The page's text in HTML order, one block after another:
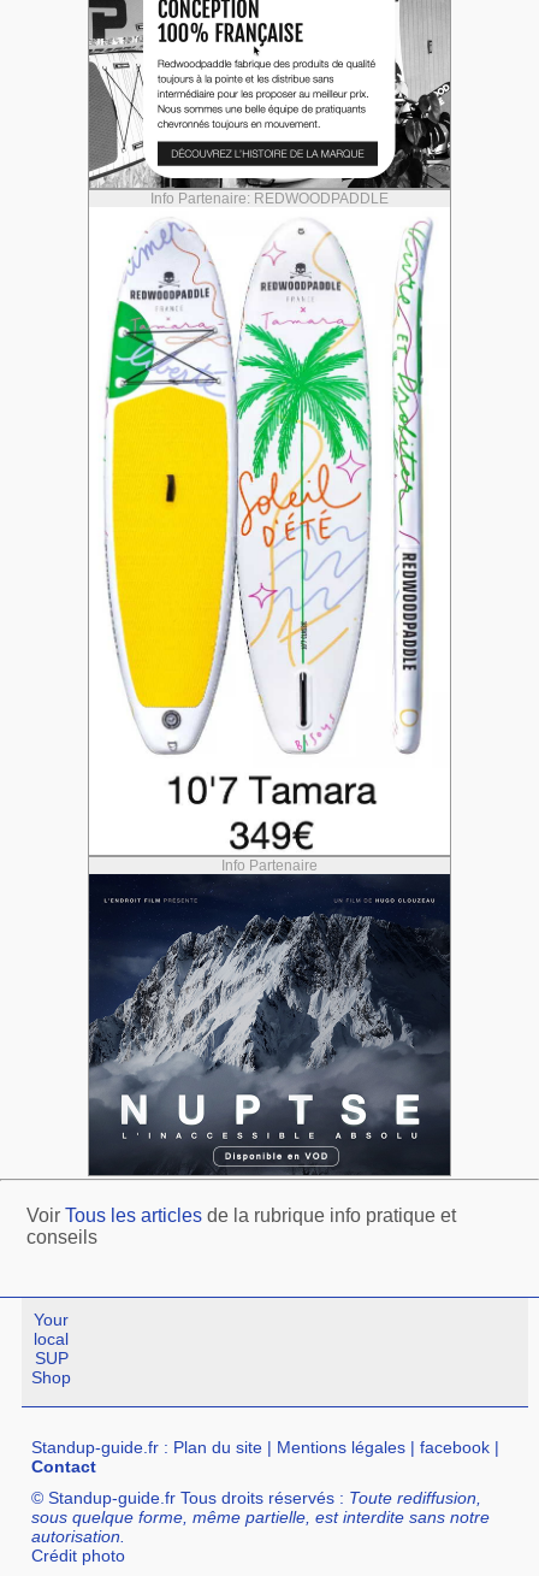
Info Partenaire: REDWOODPADDLE
Info Partenaire
VoirTous les articles de la rubrique info pratique et
conseils
Your
local
SUP
Shop
Standup-guide.fr : Plan du site | Mentions légales |facebook |
Contact
© Standup-guide.fr Tous droits réservés : Toute rediffusion,
sous quelque forme, même partielle, est interdite sans notre
autorisation.
Crédit photo